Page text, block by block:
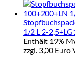
1/2 L 2-
Enthält 19%
zzgl. 3,00 Euro